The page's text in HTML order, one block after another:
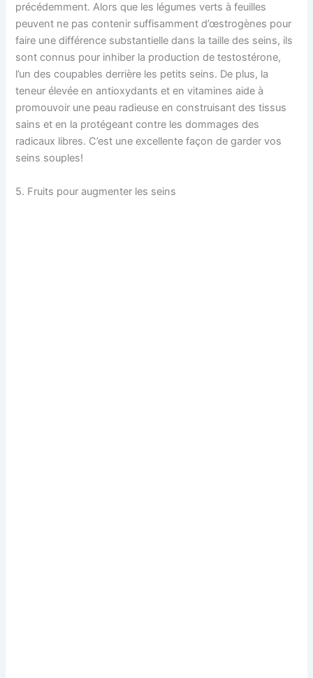
précédemment. Alors que les légumes verts à feuilles
peuvent ne pas contenir suffisamment d’œstrogènes pour
faire une différence substantielle dans la taille des seins, ils
sont connus pour inhiber la production de testostérone,
l’un des coupables derrière les petits seins. De plus, la
teneur élevée en antioxydants et en vitamines aide à
promouvoir une peau radieuse en construisant des tissus
sains et en la protégeant contre les dommages des
radicaux libres. C’est une excellente façon de garder vos
seins souples!
5. Fruits pour augmenter les seins